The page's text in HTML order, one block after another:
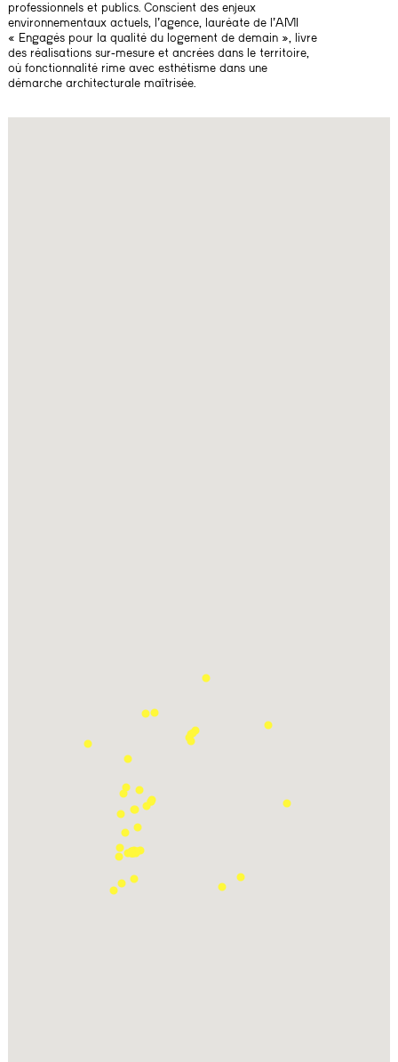
professionnels et publics. Conscient des enjeux
environnementaux actuels, l’agence, lauréate de l’AMI
« Engagés pour la qualité du logement de demain », livre
des réalisations sur-mesure et ancrées dans le territoire,
où fonctionnalité rime avec esthétisme dans une
démarche architecturale maîtrisée.